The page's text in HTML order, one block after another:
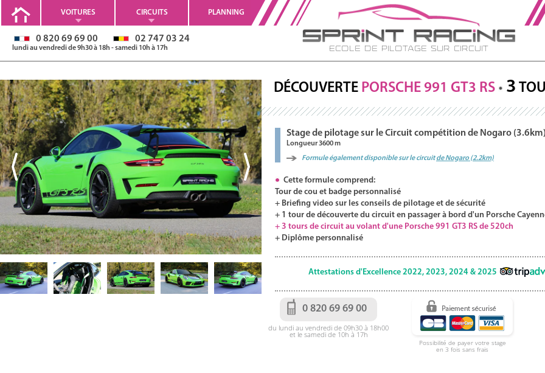
Ecole de Pilotage sur Circuit
VOITURES CIRCUITS PLANNING
0 820 69 69 00 02 747 03 24
lundi au vendredi de 9h30 à 18h - samedi 10h à 17h
DÉCOUVERTE PORSCHE 991 GT3 RS 3
Stage de pilotage sur le Circuit compétition de Nogaro
Longueur 3600 m
Formule également disponible sur le circuitde Nogaro (2.2km)
Cette formule comprend:
Tour de cou et badge personnalisé
+ Briefing video sur les conseils de pilotage et de sécurité
+ 1 tour de découverte du circuit en passager à bord d'un Porsche
+ 3 tours de circuit au volant d'une Porsche 991 GT3 RS de 520ch
+ Diplôme personnalisé
Attestations d'Excellence 2022, 2023, 2024 & 2025
0 820 69 69 00
du lundi au vendredi de 09h30 à 18h00
et le samedi de 10h à 17h
Possibilité de payer votre stage
en 3 fois sans frais